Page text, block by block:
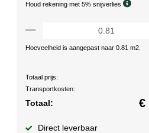
Houd rekening met 5% snijverlies
Hoeveelheid is aangepast naar 0.81 m2.
Totaal prijs:
Transportkosten:
Totaal: €
Direct leverbaar